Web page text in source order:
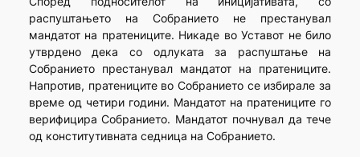
распуштањето на Собранието не престанувал
мандатот на пратениците. Никаде во Уставот не било
утврдено дека со одлуката за распуштање на
Собранието престанувал мандатот на пратениците.
Напротив, пратениците во Собранието се избирале за
време од четири години. Мандатот на пратениците го
верифицира Собранието. Мандатот почнувал да тече
од конститутивната седница на Собранието.